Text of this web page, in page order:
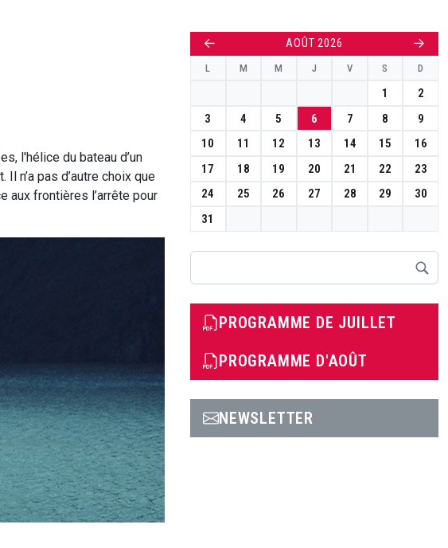
l'hélice du bateau d’un
n’a pas d’autre choix que
aux frontières l’arrête pour
← AOÛT 2026 →
L M M J V S D
1
2
3
4 5 6 7 8
9
10
11 12 13 14 15
16
17
18 19 20 21 22
23
24
25 26 27 28 29
30
31
PROGRAMME DE JUILLET
PROGRAMME D'AOÛT
NEWSLETTER